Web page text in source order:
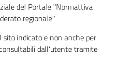
del Portale "Normattiva
regionale"
sito indicato e non anche per
dall’utente tramite